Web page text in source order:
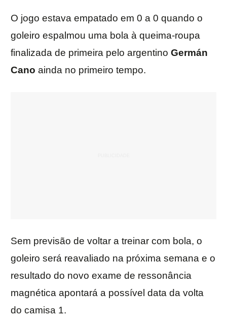
O jogo estava empatado em 0 a 0 quando o
goleiro espalmou uma bola à queima-roupa
finalizada de primeira pelo argentino Germán
Cano ainda no primeiro tempo.
Sem previsão de voltar a treinar com bola, o
goleiro será reavaliado na próxima semana e o
resultado do novo exame de ressonância
magnética apontará a possível data da volta
do camisa 1.